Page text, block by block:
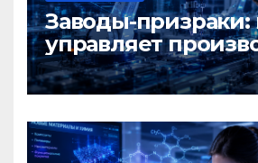
Заводы-призраки:
управляет
будущего?